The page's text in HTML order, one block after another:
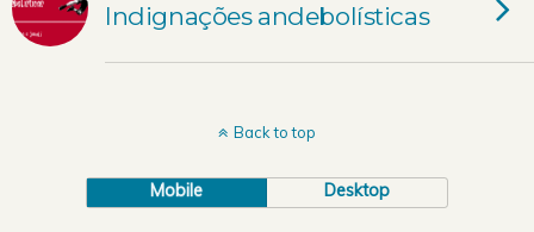
Indignações andebolísticas
Back to top
Mobile Desktop